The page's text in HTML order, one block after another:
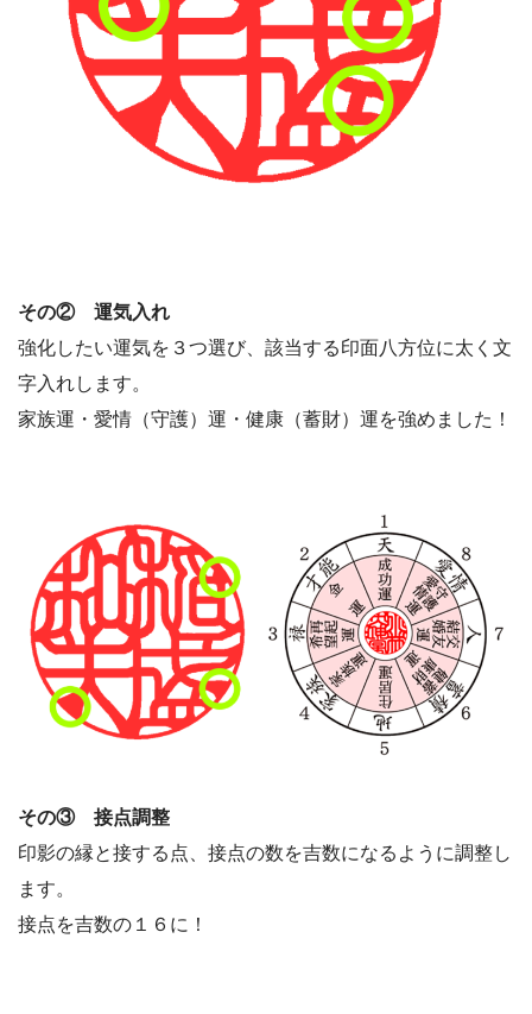
その② 運気入れ
強化したい運気を３つ選び、該当する印面八方位に太く文
字入れします。
家族運・愛情（守護）運・健康（蓄財）運を強めました！
その③ 接点調整
印影の縁と接する点、接点の数を吉数になるように調整し
ます。
接点を吉数の１６に！